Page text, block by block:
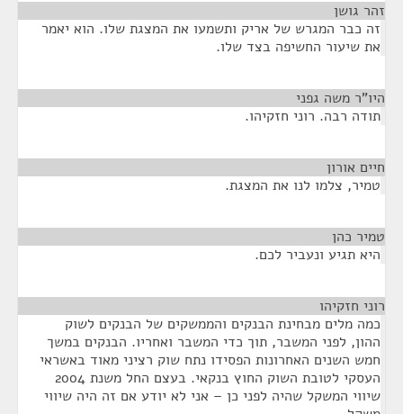
זהר גושן
זה כבר המגרש של אריק ותשמעו את המצגת שלו. הוא יאמר
את שיעור החשיפה בצד שלו.
היו"ר משה גפני
תודה רבה. רוני חזקיהו.
חיים אורון
טמיר, צלמו לנו את המצגת.
טמיר כהן
היא תגיע ונעביר לכם.
רוני חזקיהו
כמה מלים מבחינת הבנקים והממשקים של הבנקים לשוק
ההון, לפני המשבר, תוך כדי המשבר ואחריו. הבנקים במשך
חמש השנים האחרונות הפסידו נתח שוק רציני מאוד באשראי
העסקי לטובת השוק החוץ בנקאי. בעצם החל משנת 2004
שיווי המשקל שהיה לפני כן – אני לא יודע אם זה היה שיווי